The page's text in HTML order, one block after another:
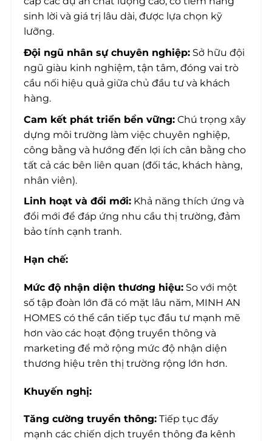
sinh lời và giá trị lâu dài, được lựa chọn kỹ
lưỡng.
Đội ngũ nhân sự chuyên nghiệp: Sở hữu đội
ngũ giàu kinh nghiệm, tận tâm, đóng vai trò
cầu nối hiệu quả giữa chủ đầu tư và khách
hàng.
Cam kết phát triển bền vững: Chú trọng xây
dựng môi trường làm việc chuyên nghiệp,
công bằng và hướng đến lợi ích cân bằng cho
tất cả các bên liên quan (đối tác, khách hàng,
nhân viên).
Linh hoạt và đổi mới: Khả năng thích ứng và
đổi mới để đáp ứng nhu cầu thị trường, đảm
bảo tính cạnh tranh.
Hạn chế:
Mức độ nhận diện thương hiệu: So với một
số tập đoàn lớn đã có mặt lâu năm, MINH AN
HOMES có thể cần tiếp tục đầu tư mạnh mẽ
hơn vào các hoạt động truyền thông và
marketing để mở rộng mức độ nhận diện
thương hiệu trên thị trường rộng lớn hơn.
Khuyến nghị:
Tăng cường truyền thông: Tiếp tục đẩy
mạnh các chiến dịch truyền thông đa kênh